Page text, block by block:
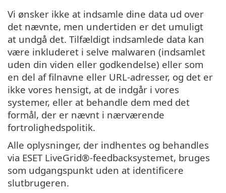
Vi ønsker ikke at indsamle dine data ud over
det nævnte, men undertiden er det umuligt
at undgå det. Tilfældigt indsamlede data kan
være inkluderet i selve malwaren (indsamlet
uden din viden eller godkendelse) eller som
en del af filnavne eller URL-adresser, og det er
ikke vores hensigt, at de indgår i vores
systemer, eller at behandle dem med det
formål, der er nævnt i nærværende
fortrolighedspolitik.
Alle oplysninger, der indhentes og behandles
via ESET LiveGrid®-feedbacksystemet, bruges
som udgangspunkt uden at identificere
slutbrugeren.